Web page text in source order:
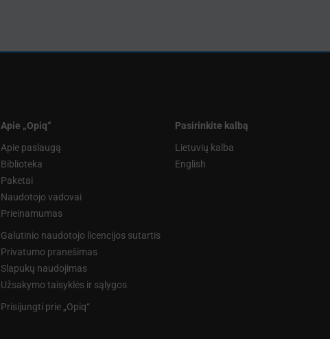
Apie „Opiq“
Apie paslaugą
Biblioteka
Paketai
Naudotojo vadovai
Prieinamumas
Galutinio naudotojo licencijos sutartis
Privatumo pranešimas
Slapukų naudojimas
Užsakymo taisyklės ir sąlygos
Prisijungti prie „Opiq“
Pasirinkite kalbą
Lietuvių kalba
English